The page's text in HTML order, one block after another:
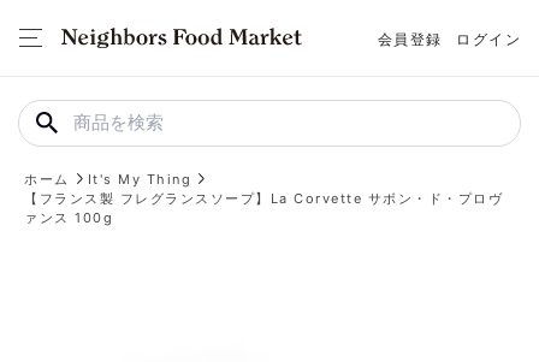
会員登録 ログイン
ホーム
It's My Thing
【フランス製 フレグランスソープ】La Corvette サボン・ド・プロヴ
ァンス 100g